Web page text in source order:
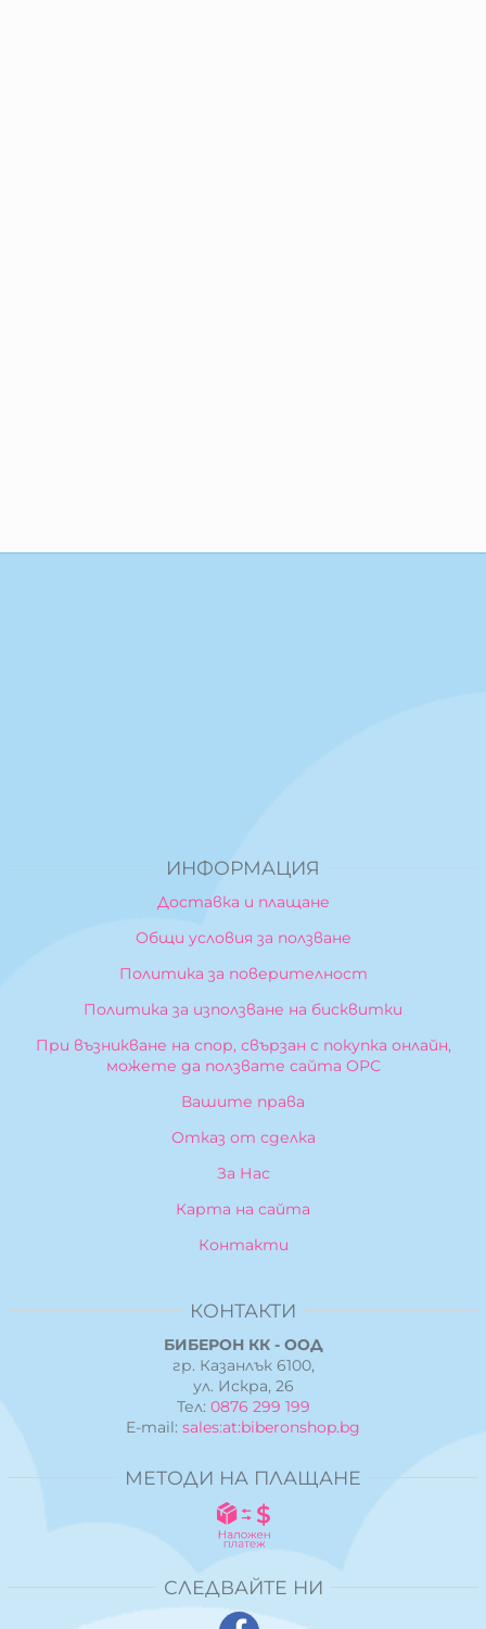
ИНФОРМАЦИЯ
Доставка и плащане
Общи условия за ползване
Политика за поверителност
Политика за използване на бисквитки
При възникване на спор, свързан с покупка онлайн,
можете да ползвате сайта ОРС
Вашите права
Отказ от сделка
За Нас
Карта на сайта
Контакти
КОНТАКТИ
БИБЕРОН КК - ООД
гр. Казанлък 6100,
ул. Искра, 26
Тел: 0876 299 199
E-mail: sales:at:biberonshop.bg
МЕТОДИ НА ПЛАЩАНЕ
СЛЕДВАЙТЕ НИ